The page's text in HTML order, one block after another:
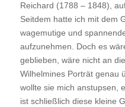
Reichard (1788 – 1848),
Seitdem hatte ich mit dem
wagemutige und
aufzunehmen. Doch es
geblieben, wäre nicht an
Wilhelmines Porträt genau
wollte sie mich anstupsen,
ist schließlich diese kleine